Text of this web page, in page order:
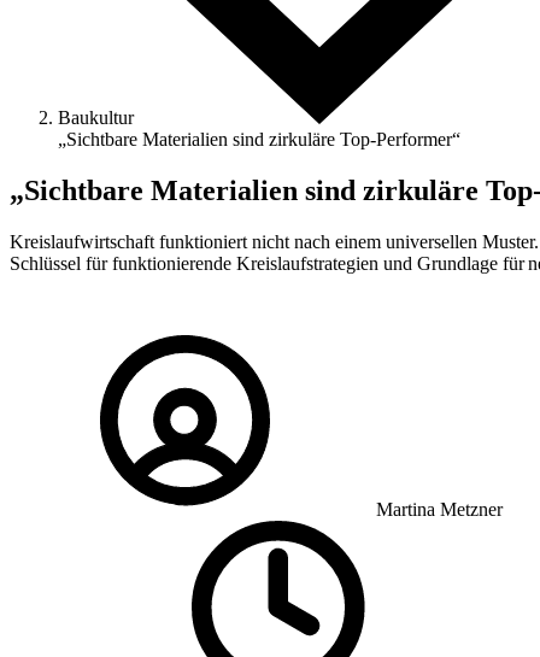
Baukultur
„Sichtbare Materialien sind zirkuläre Top-Performer“
„Sichtbare Materialien sind zirkuläre
Kreislaufwirtschaft funktioniert nicht nach einem universellen
Schlüssel für funktionierende Kreislaufstrategien und Grundlage
Martina Metzner